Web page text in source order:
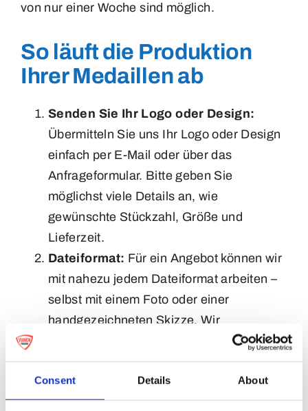
Consent Details About
von nur einer Woche sind möglich.
So läuft die Produktion
Ihrer Medaillen ab
Senden Sie Ihr Logo oder Design:
Übermitteln Sie uns Ihr Logo oder Design
einfach per E-Mail oder über das
Anfrageformular. Bitte geben Sie
möglichst viele Details an, wie
gewünschte Stückzahl, Größe und
Lieferzeit.
Dateiformat: Für ein Angebot können wir
mit nahezu jedem Dateiformat arbeiten –
selbst mit einem Foto oder einer
handgezeichneten Skizze. Wir
bevorzugen jedoch eine hochauflösende
JPEG-Datei oder eine Illustrator-
Vektordatei.
Beratung und Angebot:Nach Erhalt